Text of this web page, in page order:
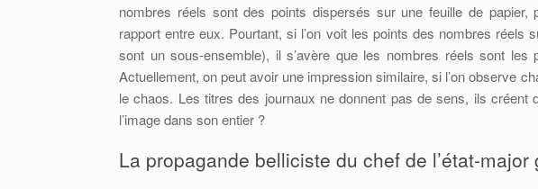
nombres réels sont des points dispersés sur une feuille de papier,
rapport entre eux. Pourtant, si l’on voit les points des nombres
sont un sous-ensemble), il s’avère que les nombres réels sont les
Actuellement, on peut avoir une impression similaire, si l’on observe
le chaos. Les titres des journaux ne donnent pas de sens, ils créent
l’image dans son entier ?
La propagande belliciste du chef de l’état-